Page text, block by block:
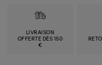
LIVRAISON
OFFERTE DÈS 150
€